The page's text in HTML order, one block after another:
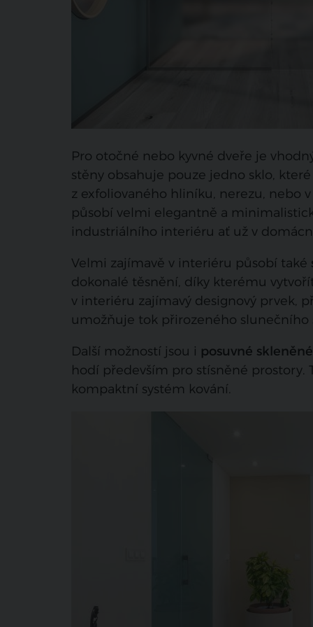
Pro otočné nebo kyvné dveře je
stěny obsahuje pouze jedno sklo,
z exfoliovaného hliníku, nerezu, nebo
působí velmi elegantně a
industriálního interiéru ať už v
Velmi zajímavě v interiéru působí také
dokonalé těsnění, díky kterému
v interiéru zajímavý designový prvek,
umožňuje tok přirozeného slunečního
Další možností jsou i posuvné skleněné
hodí především pro stísněné
kompaktní systém kování.